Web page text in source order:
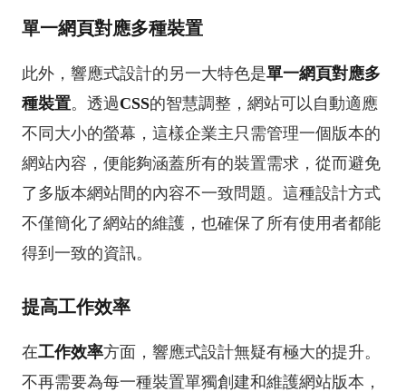
單一網頁對應多種裝置
此外，響應式設計的另一大特色是單一網頁對應多
種裝置。透過CSS的智慧調整，網站可以自動適應
不同大小的螢幕，這樣企業主只需管理一個版本的
網站內容，便能夠涵蓋所有的裝置需求，從而避免
了多版本網站間的內容不一致問題。這種設計方式
不僅簡化了網站的維護，也確保了所有使用者都能
得到一致的資訊。
提高工作效率
在工作效率方面，響應式設計無疑有極大的提升。
不再需要為每一種裝置單獨創建和維護網站版本，